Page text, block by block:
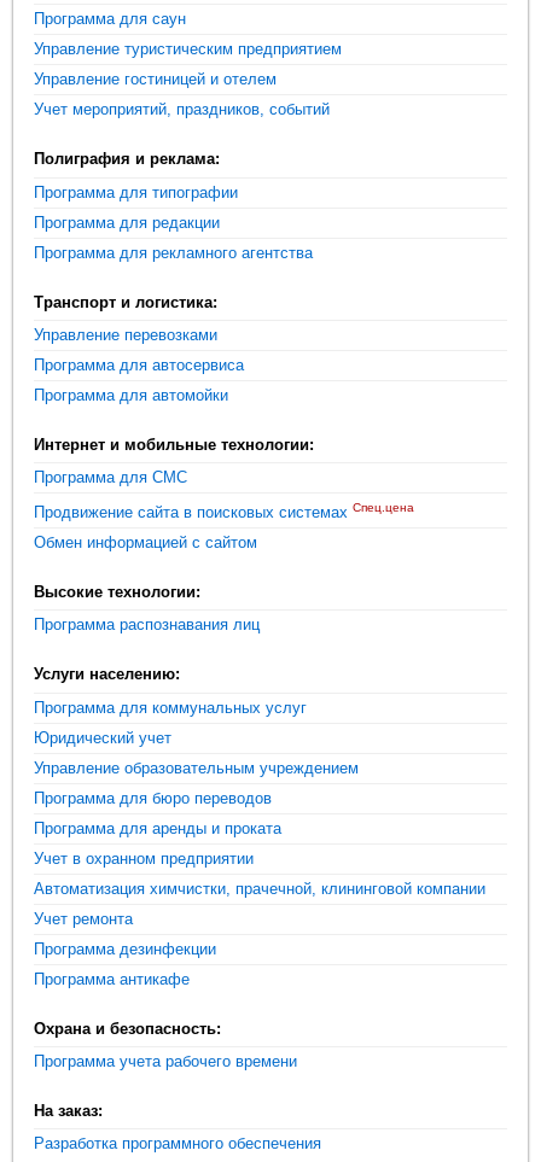
Программа для саун
Управление туристическим предприятием
Управление гостиницей и отелем
Учет мероприятий, праздников, событий
Полиграфия и реклама:
Программа для типографии
Программа для редакции
Программа для рекламного агентства
Транспорт и логистика:
Управление перевозками
Программа для автосервиса
Программа для автомойки
Интернет и мобильные технологии:
Программа для СМС
Продвижение сайта в поисковых системах Спец.цена
Обмен информацией с сайтом
Высокие технологии:
Программа распознавания лиц
Услуги населению:
Программа для коммунальных услуг
Юридический учет
Управление образовательным учреждением
Программа для бюро переводов
Программа для аренды и проката
Учет в охранном предприятии
Автоматизация химчистки, прачечной, клининговой компании
Учет ремонта
Программа дезинфекции
Программа антикафе
Охрана и безопасность:
Программа учета рабочего времени
На заказ:
Разработка программного обеспечения